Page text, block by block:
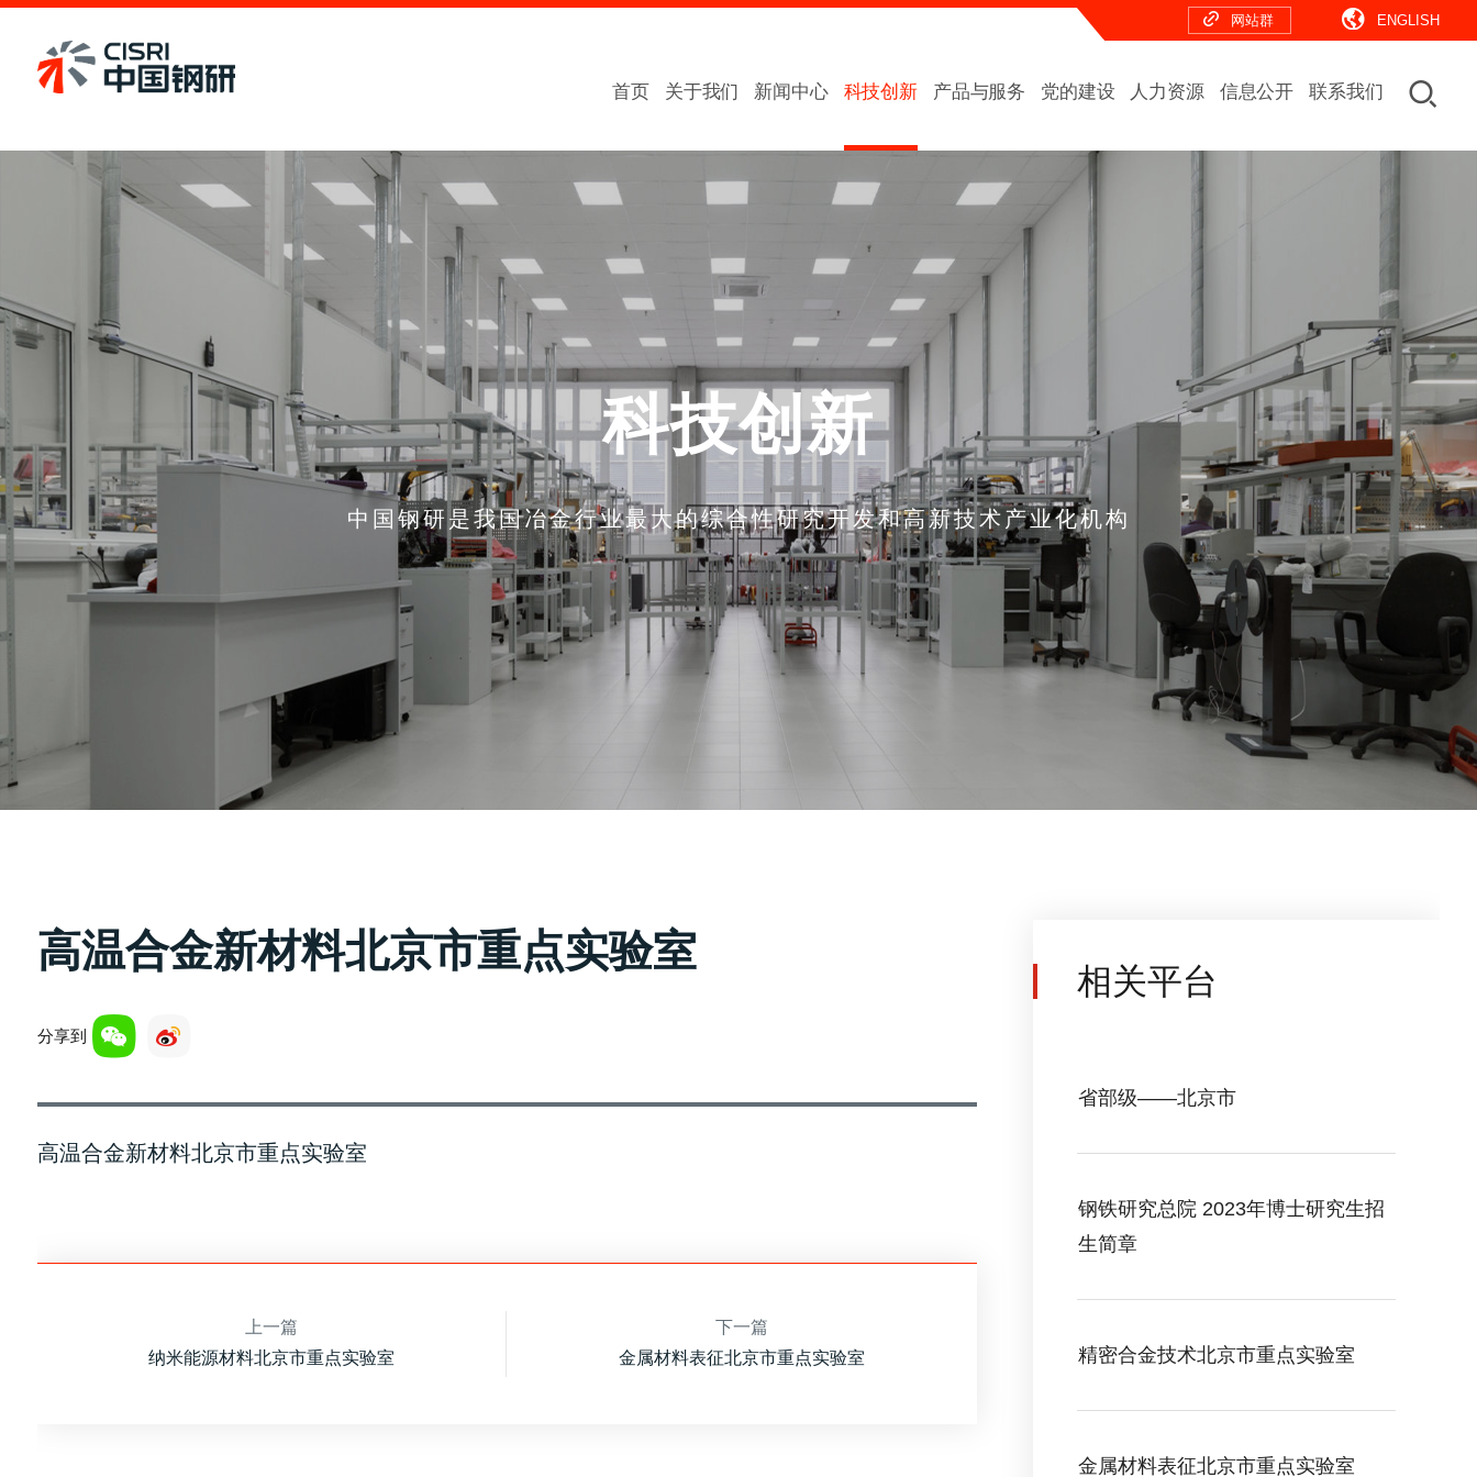
网站群 ENGLISH
首页 关于我们 新闻中心 科技创新 产品与服务 党的建设 人力资源 信息公开 联系我们
科技创新
中国钢研是我国冶金行业最大的综合性研究开发和高新技术产业化机构
高温合金新材料北京市重点实验室
分享到
高温合金新材料北京市重点实验室
上一篇
纳米能源材料北京市重点实验室
下一篇
金属材料表征北京市重点实验室
相关平台
省部级——北京市
钢铁研究总院 2023年博士研究生招
生简章
精密合金技术北京市重点实验室
金属材料表征北京市重点实验室